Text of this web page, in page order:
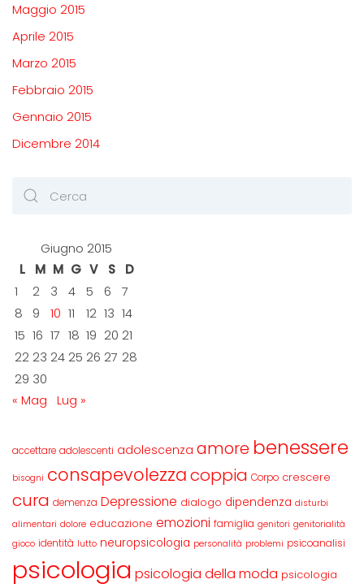
Maggio 2015
Aprile 2015
Marzo 2015
Febbraio 2015
Gennaio 2015
Dicembre 2014
Giugno 2015
L
M M G V S
D
1
2 3 4 5 6
7
8
9 10 11 12 13 14
15 16 17 18 19 20 21
22 23 24 25 26 27 28
29 30
« Mag
Lug »
accettare adolescenti adolescenza amore benessere
bisogni consapevolezzacoppia Corpo crescere
cura demenza Depressione dialogo dipendenza disturbi
alimentari dolore educazione emozioni famiglia genitori genitorialità
gioco identità lutto neuropsicologia personalità problemi psicoanalisi
psicologia psicologia della moda psicologia